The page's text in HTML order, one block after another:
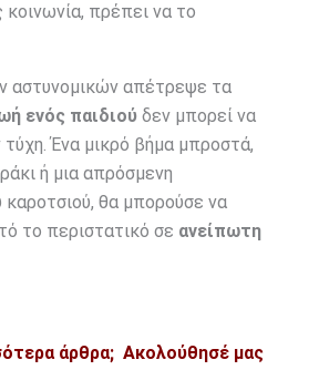
πρέπει να το
αστυνομικών απέτρεψε τα
ενός παιδιούδεν μπορεί να
τύχη. Ένα μικρό βήμα μπροστά,
ή μια απρόσμενη
καροτσιού, θα μπορούσε να
το περιστατικό σε ανείπωτη
άρθρα; Ακολούθησέ μας